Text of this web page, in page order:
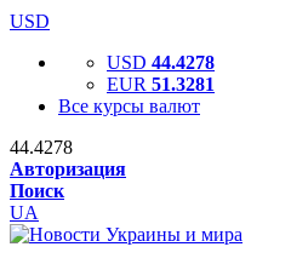
USD
USD 44.4278
EUR 51.3281
Все курсы валют
44.4278
Авторизация
Поиск
UA